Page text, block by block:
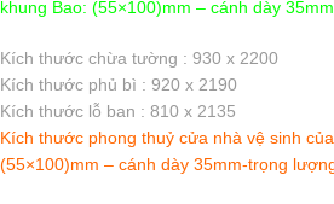
khung Bao: (55×100)mm – cánh dày
Kích thước chừa tường : 930 x 2200
Kích thước phủ bì : 920 x 2190
Kích thước lỗ ban : 810 x 2135
Kích thước phong thuỷ cửa nhà vệ sinh
(55×100)mm – cánh dày 35mm-trọng